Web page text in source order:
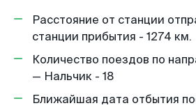
Расстояние от станции
станции прибытия - 1274 км.
Количество поездов по
— Нальчик - 18
Ближайшая дата отбытия